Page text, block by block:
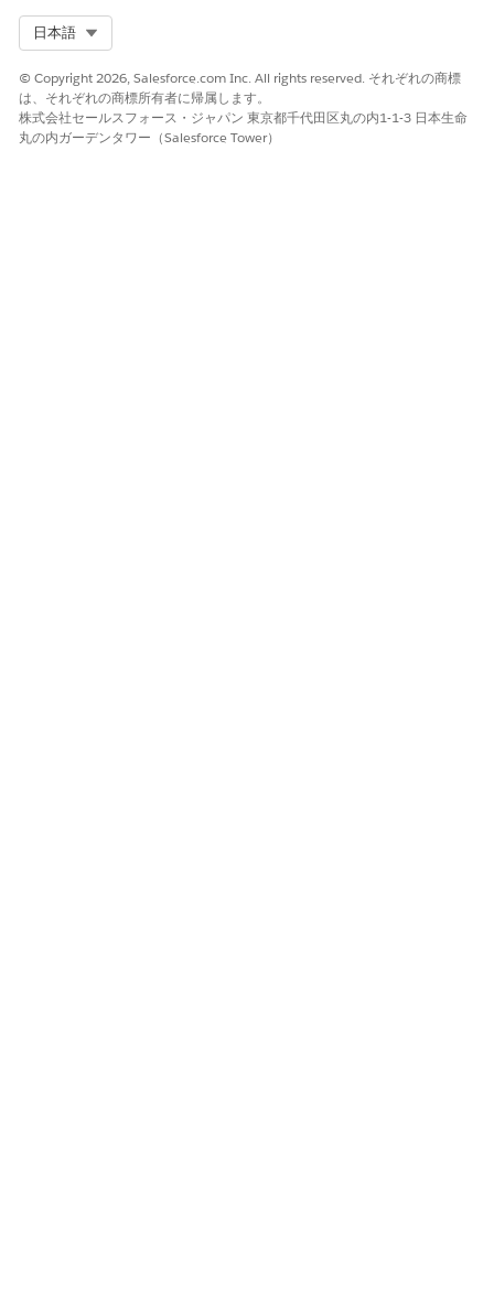
モバイルアプリケーションでフローが開始されます。
作業プラン設定を簡略化するために、この作業ステップテンプレ
ートを既存または新しい作業プランテンプレートに関連付けるこ
とができます。
日本語
© Copyright 2026, Salesforce.com Inc. All rights reserved. それぞれの商標
は、それぞれの商標所有者に帰属します。
株式会社セールスフォース・ジャパン 東京都千代田区丸の内1-1-3 日本生命
丸の内ガーデンタワー（Salesforce Tower）